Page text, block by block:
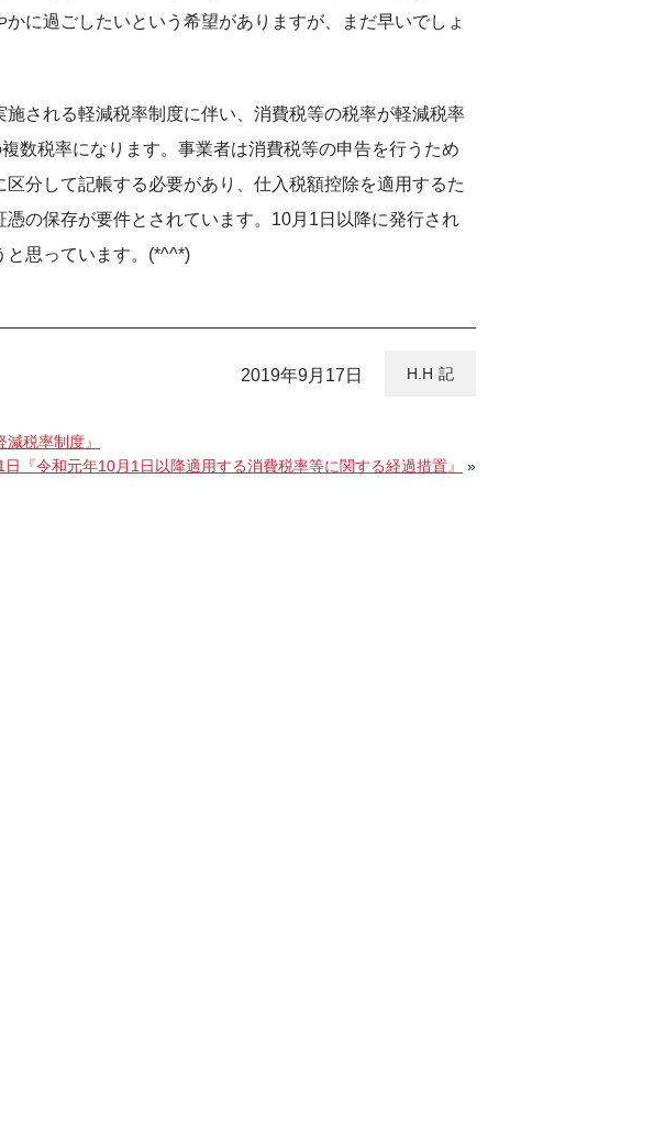
に過ごしたいという希望がありますが、まだ早いでしょ
される軽減税率制度に伴い、消費税等の税率が軽減税率
数税率になります。事業者は消費税等の申告を行うため
分して記帳する必要があり、仕入税額控除を適用するた
の保存が要件とされています。10月1日以降に発行され
と思っています。(*^^*)
H.H
2019年9月17日
税率制度』
日『令和元年10月1日以降適用する消費税率等に関する経過措置』
»